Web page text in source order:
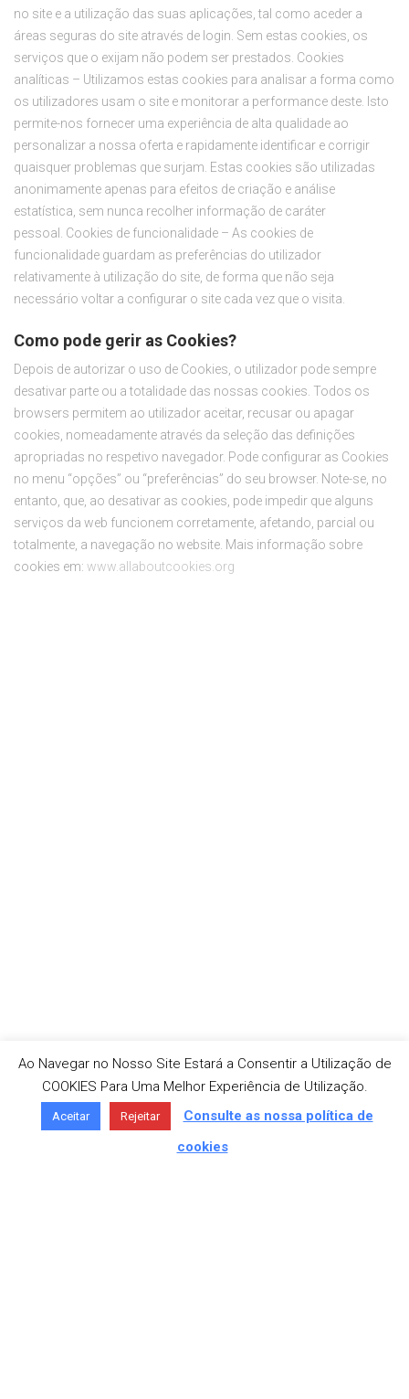
no site e a utilização das suas aplicações, tal como aceder a
áreas seguras do site através de login. Sem estas cookies, os
serviços que o exijam não podem ser prestados. Cookies
analíticas – Utilizamos estas cookies para analisar a forma como
os utilizadores usam o site e monitorar a performance deste. Isto
permite-nos fornecer uma experiência de alta qualidade ao
personalizar a nossa oferta e rapidamente identificar e corrigir
quaisquer problemas que surjam. Estas cookies são utilizadas
anonimamente apenas para efeitos de criação e análise
estatística, sem nunca recolher informação de caráter
pessoal. Cookies de funcionalidade – As cookies de
funcionalidade guardam as preferências do utilizador
relativamente à utilização do site, de forma que não seja
necessário voltar a configurar o site cada vez que o visita.
Como pode gerir as Cookies?
Depois de autorizar o uso de Cookies, o utilizador pode sempre
desativar parte ou a totalidade das nossas cookies. Todos os
browsers permitem ao utilizador aceitar, recusar ou apagar
cookies, nomeadamente através da seleção das definições
apropriadas no respetivo navegador. Pode configurar as Cookies
no menu “opções” ou “preferências” do seu browser. Note-se, no
entanto, que, ao desativar as cookies, pode impedir que alguns
serviços da web funcionem corretamente, afetando, parcial ou
totalmente, a navegação no website. Mais informação sobre
cookies em: www.allaboutcookies.org
Ao Navegar no Nosso Site Estará a Consentir a Utilização de
COOKIES Para Uma Melhor Experiência de Utilização.
Aceitar Rejeitar
Consulte as nossa política de
cookies